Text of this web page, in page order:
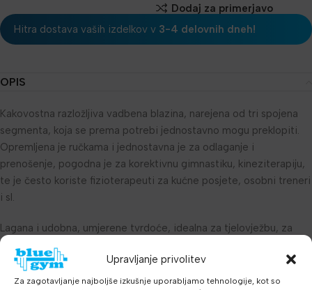
Upravljanje privolitev
Za zagotavljanje najboljše izkušnje uporabljamo tehnologije, kot so
Dodaj za primerjavo
Hitra dostava vaših izdelkov v 3-4 delovnih dneh!
OPIS
Kakovostna razložljiva vadbena blazina, narejena od tri spojena
segmenta, koja se prema potrebi jednostavno mogu preklopiti.
Opremljena je ručkama i jednostavna je za odlaganje i
prenošenje, pogodna je za korektivnu gimnastiku, kineziterapiju,
te je često koriste fizioterapeuti za kućne posjete, osobni treneri
i sl.
Lagana i udobna, umjerene tvrdoće, idealna za tjelovježbu, za
amatere i profesionalce.
Dimenzije: